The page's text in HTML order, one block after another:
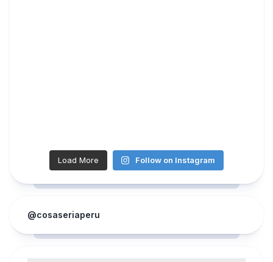
Load More Follow on Instagram
@cosaseriaperu